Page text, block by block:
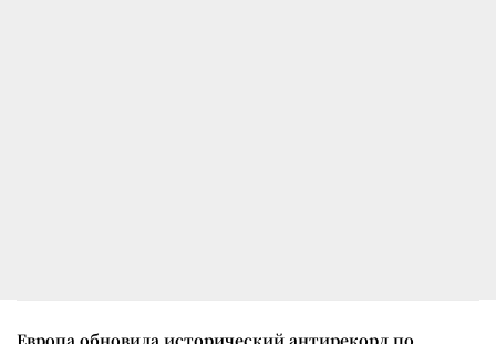
Европа обновила исторический антирекорд по